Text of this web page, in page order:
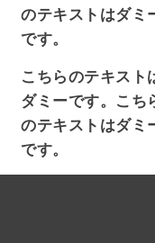
のテキストはダミ
です。
こちらのテキスト
ダミーです。こち
のテキストはダミ
です。